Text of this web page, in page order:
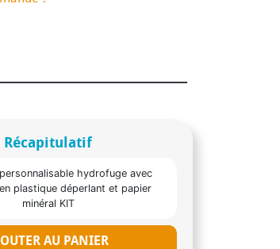
Récapitulatif
hydrofuge avec
plastique déperlant et papier
minéral KIT
AU PANIER